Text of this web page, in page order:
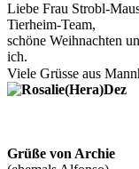
Liebe Frau Strobl-
Tierheim-Team,
schöne Weihnachten
ich.
Viele Grüsse aus
Grüße von Archie